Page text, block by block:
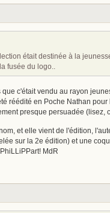
était destinée à la
fusée du logo..
c'était vendu au rayon
réédité en Poche Nathan pour
presque persuadée
et elle vient de l'édition,
sur la 2e édition) et une
MdR